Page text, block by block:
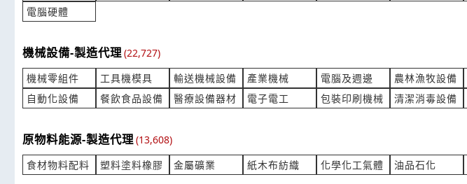
來自:鑫OO技OO有OO司 詢價
時間:08/05 17:36
想詢國內快遞價錢/時效,
產業:工商團體
來自:海OO衣OO份OO公O 詢價
立即報價
住戶大樓景觀用草皮及植栽
產業:景觀花草園藝
來自:名OO大O 詢價
立即報價
請問最低多少量才能做預訂200個左右
產業:文創精藝品
請問日立RA-50NR!售價(含安裝)？
產業:空調冷氣
電腦硬體
機械設備-製造代理(22,727)
機械零組件
工具機模具 輸送機械設備 產業機械 電腦及週邊 農林漁牧設備
自動化設備
餐飲食品設備 醫療設備器材 電子電工 包裝印刷機械 清潔消毒設備
原物料能源-製造代理(13,608)
食材物料配料
塑料塗料橡膠 金屬礦業 紙木布紡織 化學化工氣體 油品石化